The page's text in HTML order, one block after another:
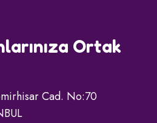
Ortak
Cad. No:70